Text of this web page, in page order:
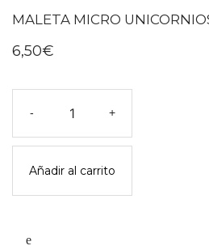
MALETA MICRO
6,50€
-
micro
unicornios
maileg
cantidad
+
Añadir al carrito